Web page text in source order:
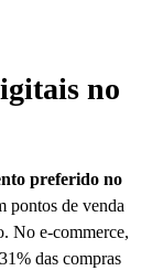
no
preferido no
pontos de venda
No e-commerce,
das compras